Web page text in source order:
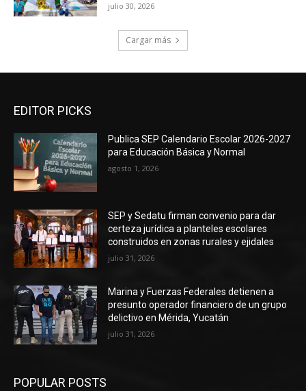
julio 30, 2026
Cargar más
EDITOR PICKS
Publica SEP Calendario Escolar 2026-2027
para Educación Básica y Normal
agosto 1, 2026
SEP y Sedatu firman convenio para dar
certeza jurídica a planteles escolares
construidos en zonas rurales y ejidales
julio 31, 2026
Marina y Fuerzas Federales detienen a
presunto operador financiero de un grupo
delictivo en Mérida, Yucatán
julio 31, 2026
POPULAR POSTS